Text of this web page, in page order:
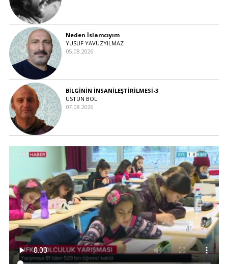
Neden İslamcıyım
YUSUF YAVUZYILMAZ
05.08.2026
BİLGİNİN İNSANİLEŞTİRİLMESİ-3
ÜSTÜN BOL
07.08.2026